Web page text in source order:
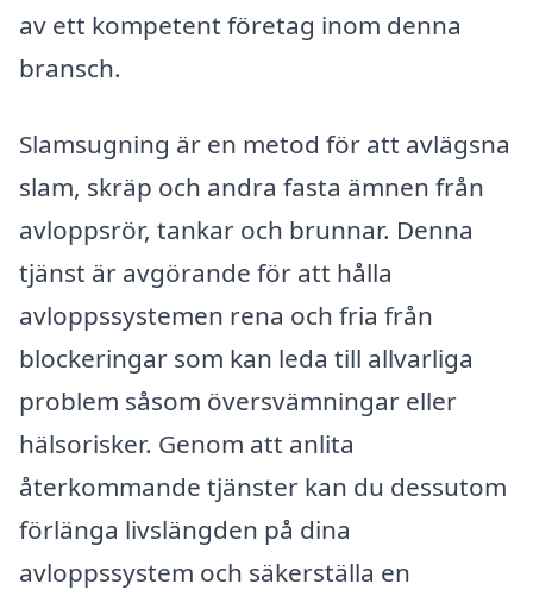
av ett kompetent företag inom denna
bransch.
Slamsugning är en metod för att avlägsna
slam, skräp och andra fasta ämnen från
avloppsrör, tankar och brunnar. Denna
tjänst är avgörande för att hålla
avloppssystemen rena och fria från
blockeringar som kan leda till allvarliga
problem såsom översvämningar eller
hälsorisker. Genom att anlita
återkommande tjänster kan du dessutom
förlänga livslängden på dina
avloppssystem och säkerställa en